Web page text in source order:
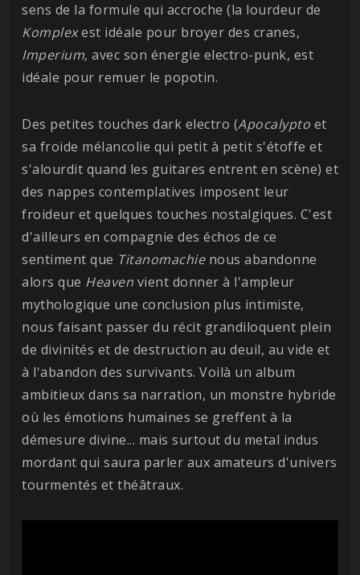
sens de la formule qui accroche (la lourdeur de
Komplexest idéale pour broyer des cranes,
Imperium, avec son énergie electro-punk, est
idéale pour remuer le popotin.
Des petites touches dark electro (Apocalypto et
sa froide mélancolie qui petit à petit s'étoffe et
s'alourdit quand les guitares entrent en scène) et
des nappes contemplatives imposent leur
froideur et quelques touches nostalgiques. C'est
d'ailleurs en compagnie des échos de ce
sentiment que Titanomachienous abandonne
alors que Heaven vient donner à l'ampleur
mythologique une conclusion plus intimiste,
nous faisant passer du récit grandiloquent plein
de divinités et de destruction au deuil, au vide et
à l'abandon des survivants. Voilà un album
ambitieux dans sa narration, un monstre hybride
où les émotions humaines se greffent à la
démesure divine... mais surtout du metal indus
mordant qui saura parler aux amateurs d'univers
tourmentés et théâtraux.